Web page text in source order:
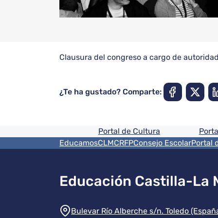
Clausura del congreso a cargo de
¿Te ha gustado? Comparte:
Pie de pagina
Portal de Cultura
Menú del pie
EducamosCLMCRFPConsejo EscolarPortal
Educación Castilla-La
Información de la
Bulevar Río Alberche s/n. Toledo